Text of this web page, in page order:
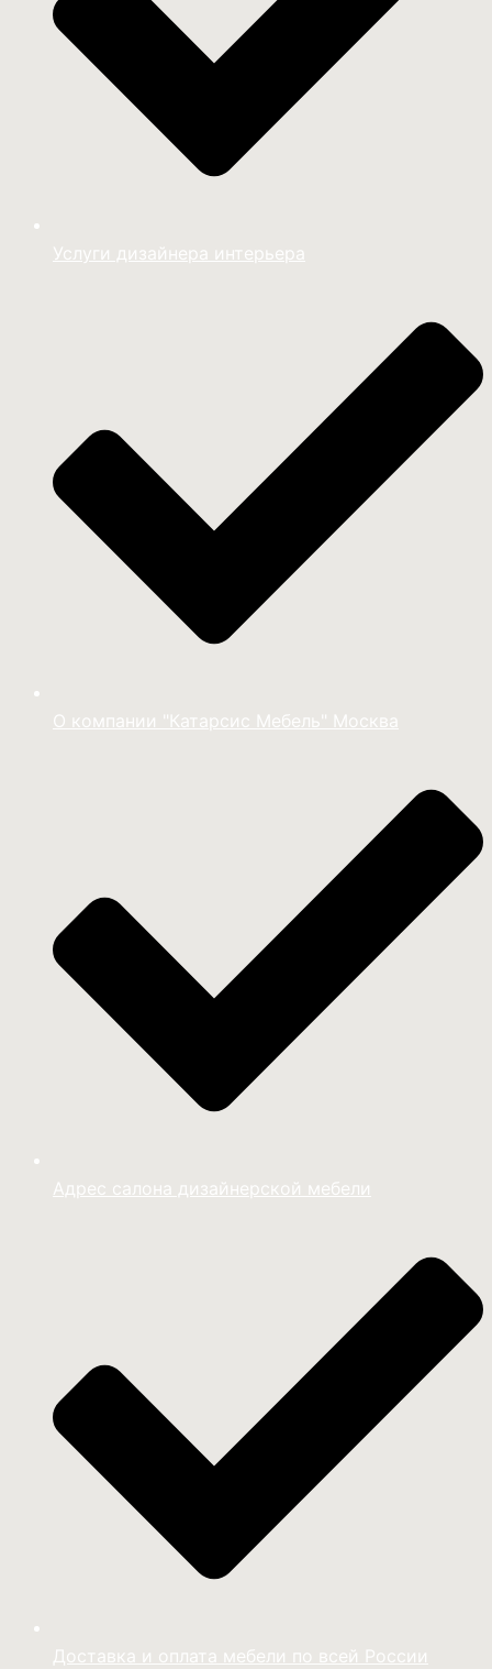
Услуги дизайнера интерьера
О компании "Катарсис Мебель" Москва
Адрес салона дизайнерской мебели
Доставка и оплата мебели по всей России